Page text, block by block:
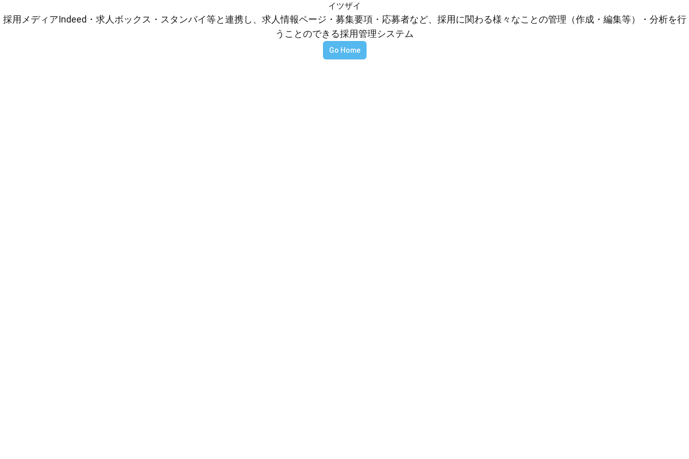
イツザイ
採用メディアIndeed・求人ボックス・スタンバイ等と連携し、求人情報ページ・募集要項・応募者など、採用に関わる様々なことの管理（作成・編集等）・分析を行
うことのできる採用管理システム
Go Home